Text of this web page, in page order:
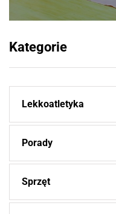
Kategorie
Lekkoatletyka
Porady
Sprzęt